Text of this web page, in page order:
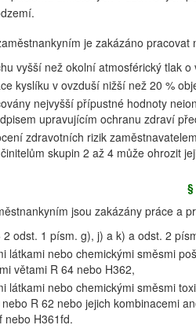
je zakázáno pracovat
vyšší než okolní atmosférický tlak o
kyslíku v ovzduší nižší než 20 %
nejvyšší přípustné hodnoty
upravujícím ochranu zdraví
zdravotních rizik
skupin 2 až 4 může ohrozit
§
jsou zakázány práce a
2 odst. 1 písm. g), j) a k) a odst. 2
látkami nebo chemickými směsmi
větami R 64 nebo H362,
látkami nebo chemickými směsmi
R 62 nebo jejich kombinacemi
nebo H361fd.